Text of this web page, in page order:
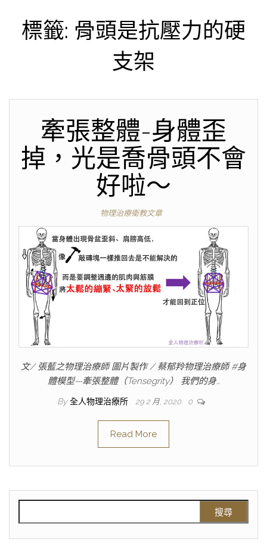
標籤: 骨頭是抗壓力的硬
支架
牽張整體-身體歪
掉，光是喬骨頭不會
好啦～
物理治療衛教文章
文/ 張藍之物理治療師 圖片製作 / 蔡郁羚物理治療師 #身
體模型—牽張整體（Tensegrity） 我們的身…
By 全人物理治療所 29 2 月, 2020 0
Read More